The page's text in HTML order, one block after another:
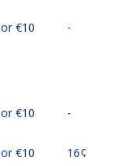
⁦€10⁩ -
⁦€10⁩ -
⁦€10⁩ ⁦16¢⁩